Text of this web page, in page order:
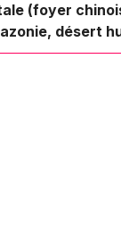
(foyer
désert